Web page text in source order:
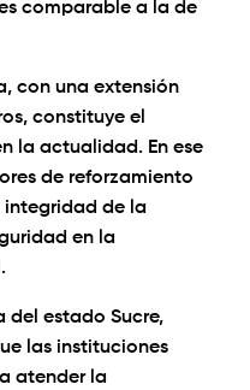
comparable a la de
con una extensión
constituye el
la actualidad. En ese
de reforzamiento
integridad de la
en la
del estado Sucre,
las instituciones
atender la